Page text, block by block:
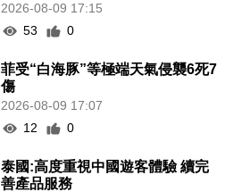
2026-08-09 17:15
53
0
菲受“白海豚”等極端天氣侵襲6死7
傷
2026-08-09 17:07
12
0
泰國:高度重視中國遊客體驗 續完
善產品服務